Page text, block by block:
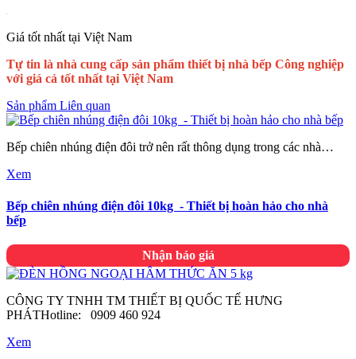
Giá tốt nhất tại Việt Nam
Tự tin là nhà cung cấp sản phẩm thiết bị nhà bếp Công nghiệp
với giá cả tốt nhất tại Việt Nam
Sản phẩm Liên quan
Bếp chiên nhúng điện đôi trở nên rất thông dụng trong các nhà…
Xem
Bếp chiên nhúng điện đôi 10kg - Thiết bị hoàn hảo cho nhà
bếp
Nhận báo giá
CÔNG TY TNHH TM THIẾT BỊ QUỐC TẾ HƯNG
PHÁTHotline: 0909 460 924
Xem